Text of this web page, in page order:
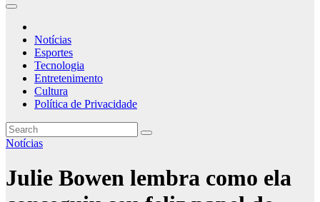
Notícias
Esportes
Tecnologia
Entretenimento
Cultura
Política de Privacidade
Notícias
Julie Bowen lembra como ela